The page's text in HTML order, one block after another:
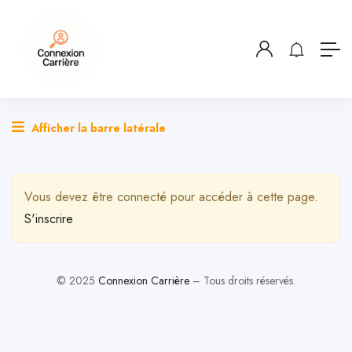
Afficher la barre latérale
Vous devez être connecté pour accéder à cette page.
S'inscrire
© 2025 Connexion Carrière – Tous droits réservés.